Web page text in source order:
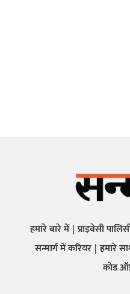
हमारे बारे में प्राइवेसी
सन्मार्ग में करियर हमारे
कोड